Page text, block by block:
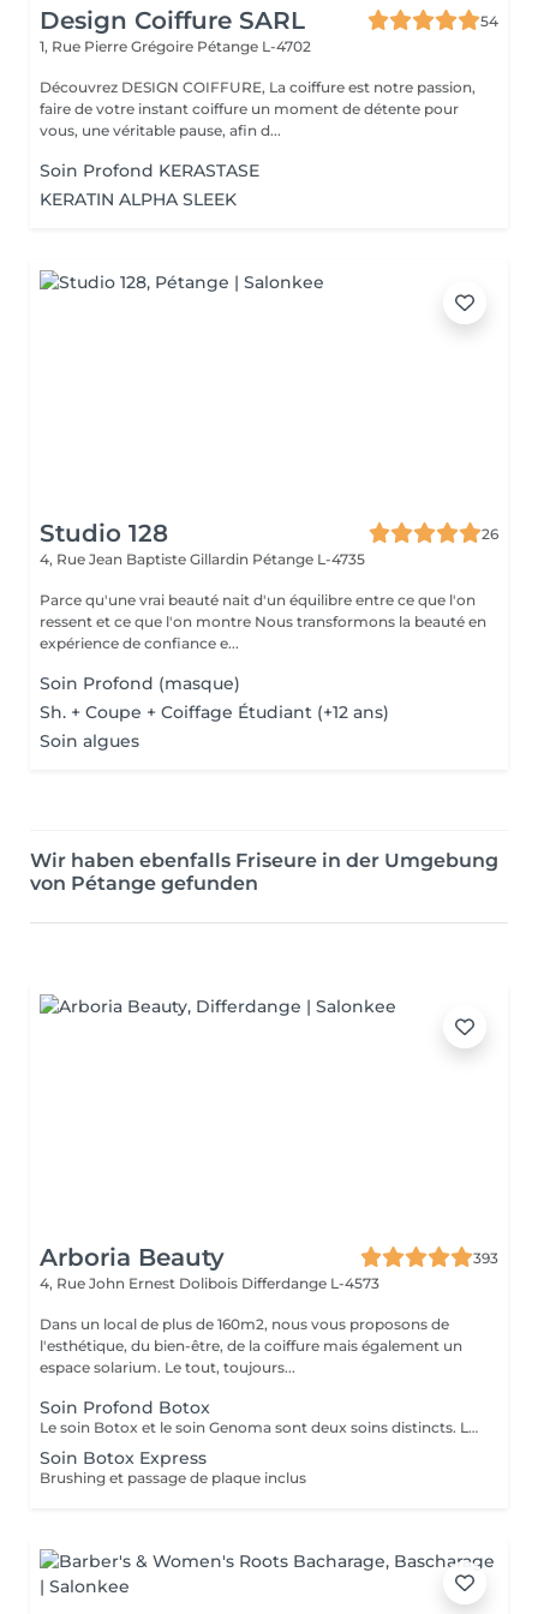
Design Coiffure SARL
54
1, Rue Pierre Grégoire Pétange L-4702
Découvrez DESIGN COIFFURE, La coiffure est notre passion,
faire de votre instant coiffure un moment de détente pour
vous, une véritable pause, afin d...
Soin Profond KERASTASE
KERATIN ALPHA SLEEK
Studio 128
26
4, Rue Jean Baptiste Gillardin Pétange L-4735
Parce qu'une vrai beauté nait d'un équilibre entre ce que l'on
ressent et ce que l'on montre Nous transformons la beauté en
expérience de confiance e...
Soin Profond (masque)
Sh. + Coupe + Coiffage Étudiant (+12 ans)
Soin algues
Wir haben ebenfalls Friseure in der Umgebung
von Pétange gefunden
Arboria Beauty
393
4, Rue John Ernest Dolibois Differdange L-4573
Dans un local de plus de 160m2, nous vous proposons de
l'esthétique, du bien-être, de la coiffure mais également un
espace solarium. Le tout, toujours...
Soin Profond Botox
Le soin Botox et le soin Genoma sont deux soins distincts. Le soin Genoma est destiné aux cheveux très abimés par des transformations chimiques et permet de réinjecter les acides animés perdus tandis que le soin Botox répare les cheveux sensibilisés , fins et manques de volume. Les soins ont une durée de 2 à 5 mois avec la gamme d'entretient, inclus dans cette prestation.
Soin Botox Express
Brushing et passage de plaque inclus